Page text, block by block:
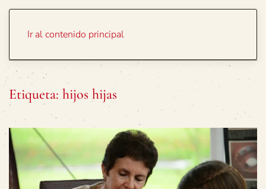
Ir al contenido principal
Etiqueta: hijos hijas